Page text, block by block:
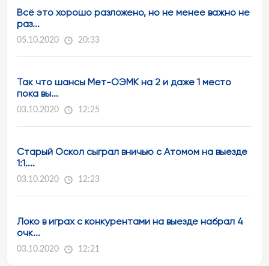
Всё это хорошо разложено, но не менее важно не
раз...
05.10.2020 20:33
Так что шансы Мет-ОЭМК на 2 и даже 1 место
пока вы...
03.10.2020 12:25
Старый Оскол сыграл вничью с Атомом на выезде
1:1....
03.10.2020 12:23
Локо в играх с конкурентами на выезде набрал 4
очк...
03.10.2020 12:21